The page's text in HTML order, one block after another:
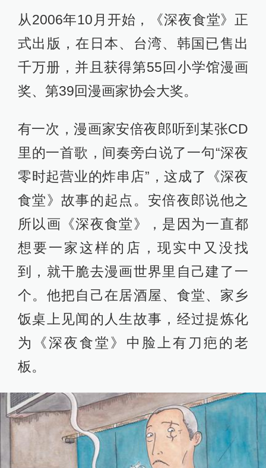
从2006年10月开始，《深夜食堂》正
式出版，在日本、台湾、韩国已售出
千万册，并且获得第55回小学馆漫画
奖、第39回漫画家协会大奖。
有一次，漫画家安倍夜郎听到某张CD
里的一首歌，间奏旁白说了一句“深夜
零时起营业的炸串店”，这成了《深夜
食堂》故事的起点。安倍夜郎说他之
所以画《深夜食堂》，是因为一直都
想要一家这样的店，现实中又没找
到，就干脆去漫画世界里自己建了一
个。他把自己在居酒屋、食堂、家乡
饭桌上见闻的人生故事，经过提炼化
为《深夜食堂》中脸上有刀疤的老
板。